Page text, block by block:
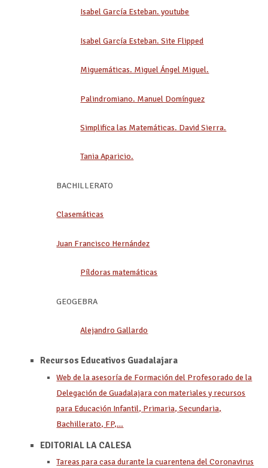
Isabel García Esteban. youtube
Isabel García Esteban. Site Flipped
Miguemáticas. Miguel Ángel Miguel.
Palindromiano. Manuel Domínguez
Simplifica las Matemáticas. David Sierra.
Tania Aparicio.
BACHILLERATO
Clasemáticas
Juan Francisco Hernández
Píldoras matemáticas
GEOGEBRA
Alejandro Gallardo
Recursos Educativos Guadalajara
Web de la asesoría de Formación del Profesorado de la
Delegación de Guadalajara con materiales y recursos
para Educación Infantil, Primaria, Secundaria,
Bachillerato, FP,…
EDITORIAL LA CALESA
Tareas para casa durante la cuarentena del Coronavirus